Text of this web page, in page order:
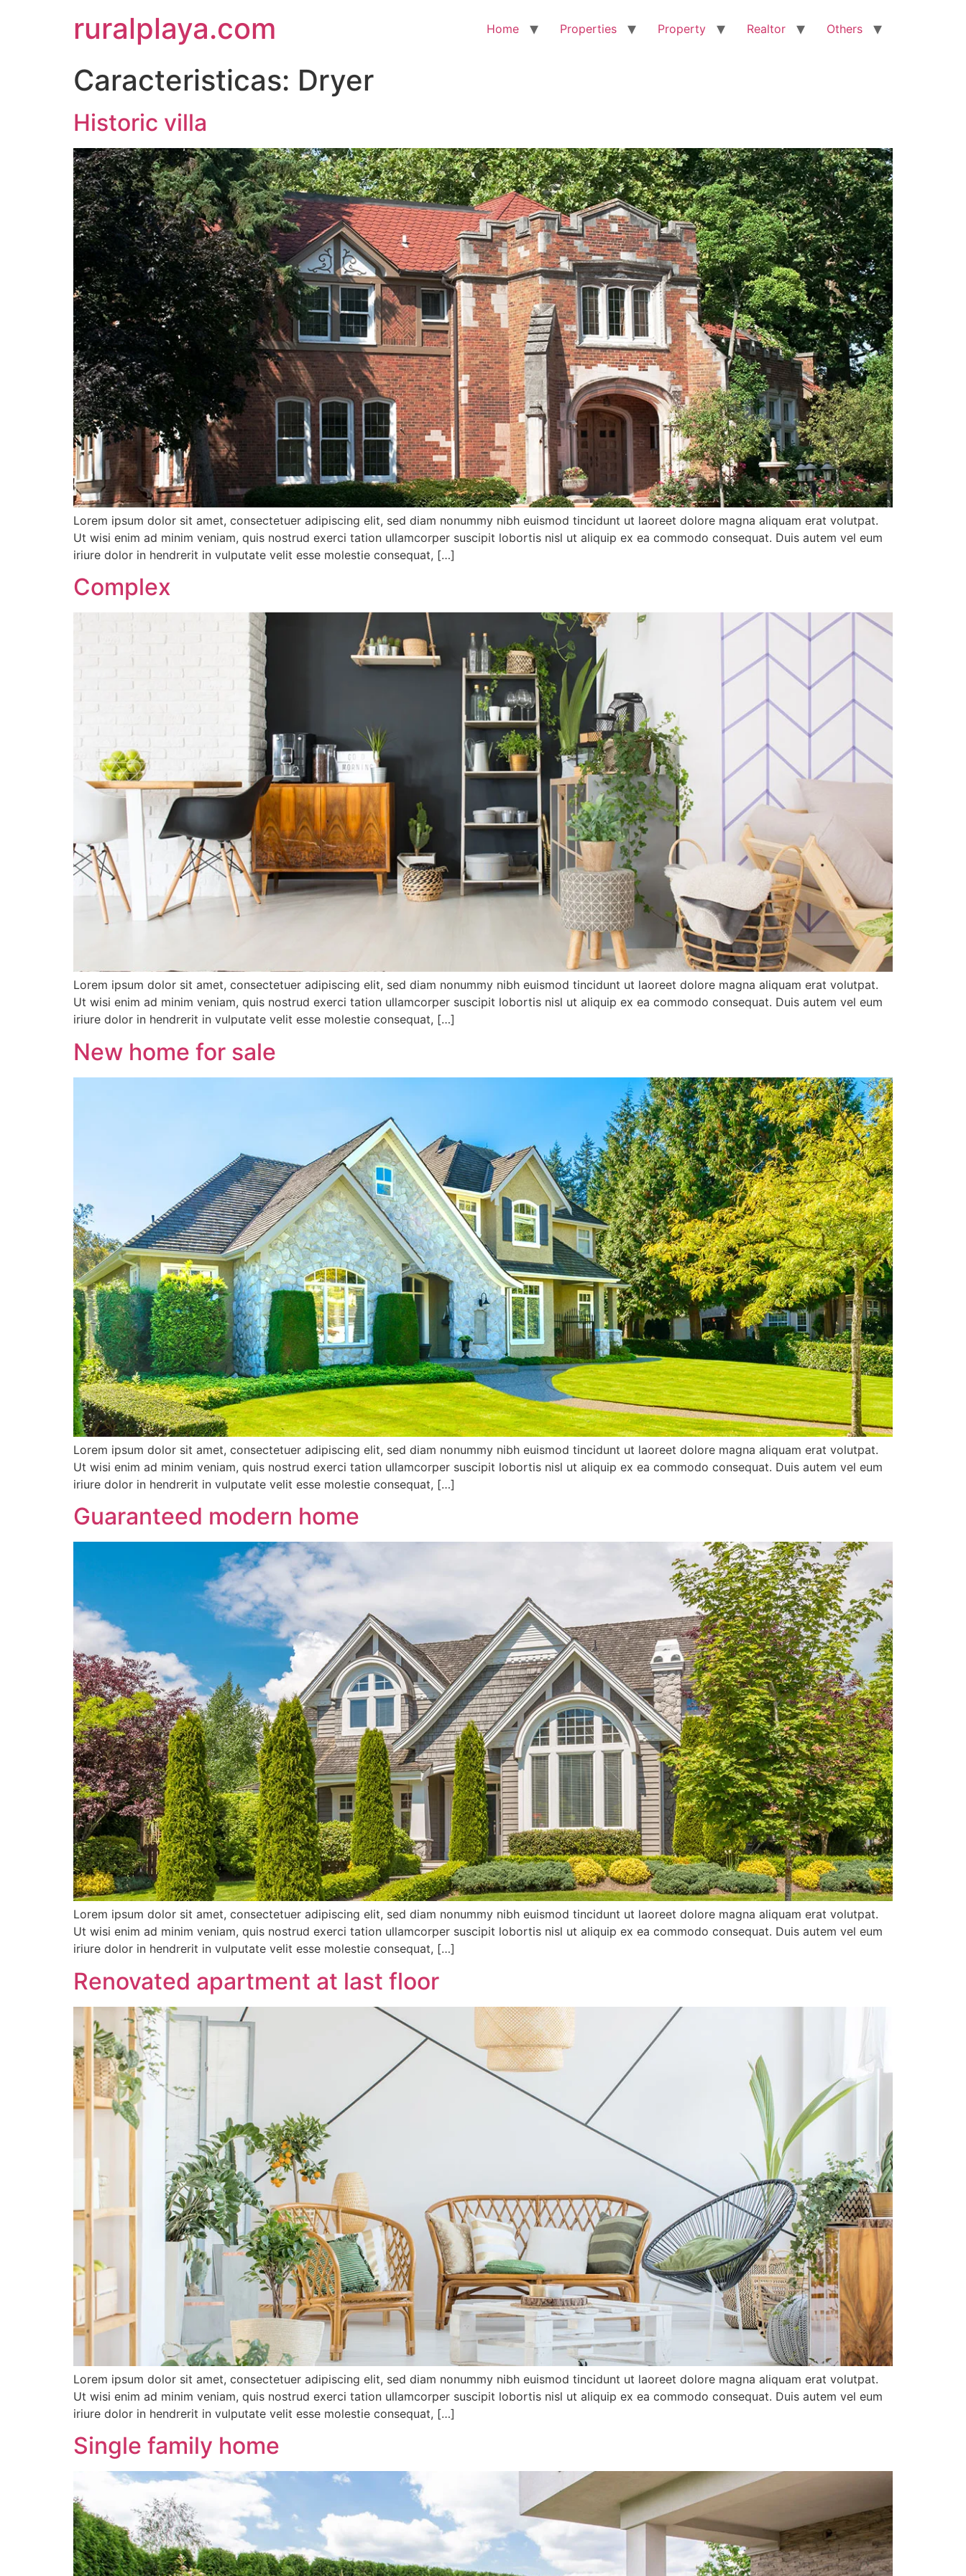
ruralplaya.com Home Properties Property Realtor Others
Caracteristicas: Dryer
Historic villa
Lorem ipsum dolor sit amet, consectetuer adipiscing elit, sed diam nonummy nibh euismod tincidunt ut laoreet dolore magna aliquam erat volutpat.
Ut wisi enim ad minim veniam, quis nostrud exerci tation ullamcorper suscipit lobortis nisl ut aliquip ex ea commodo consequat. Duis autem vel eum
iriure dolor in hendrerit in vulputate velit esse molestie consequat, […]
Complex
Lorem ipsum dolor sit amet, consectetuer adipiscing elit, sed diam nonummy nibh euismod tincidunt ut laoreet dolore magna aliquam erat volutpat.
Ut wisi enim ad minim veniam, quis nostrud exerci tation ullamcorper suscipit lobortis nisl ut aliquip ex ea commodo consequat. Duis autem vel eum
iriure dolor in hendrerit in vulputate velit esse molestie consequat, […]
New home for sale
Lorem ipsum dolor sit amet, consectetuer adipiscing elit, sed diam nonummy nibh euismod tincidunt ut laoreet dolore magna aliquam erat volutpat.
Ut wisi enim ad minim veniam, quis nostrud exerci tation ullamcorper suscipit lobortis nisl ut aliquip ex ea commodo consequat. Duis autem vel eum
iriure dolor in hendrerit in vulputate velit esse molestie consequat, […]
Guaranteed modern home
Lorem ipsum dolor sit amet, consectetuer adipiscing elit, sed diam nonummy nibh euismod tincidunt ut laoreet dolore magna aliquam erat volutpat.
Ut wisi enim ad minim veniam, quis nostrud exerci tation ullamcorper suscipit lobortis nisl ut aliquip ex ea commodo consequat. Duis autem vel eum
iriure dolor in hendrerit in vulputate velit esse molestie consequat, […]
Renovated apartment at last floor
Lorem ipsum dolor sit amet, consectetuer adipiscing elit, sed diam nonummy nibh euismod tincidunt ut laoreet dolore magna aliquam erat volutpat.
Ut wisi enim ad minim veniam, quis nostrud exerci tation ullamcorper suscipit lobortis nisl ut aliquip ex ea commodo consequat. Duis autem vel eum
iriure dolor in hendrerit in vulputate velit esse molestie consequat, […]
Single family home